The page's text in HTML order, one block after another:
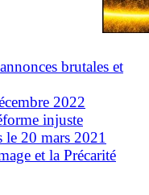
brutales et
2022
injuste
20 mars 2021
et la Précarité